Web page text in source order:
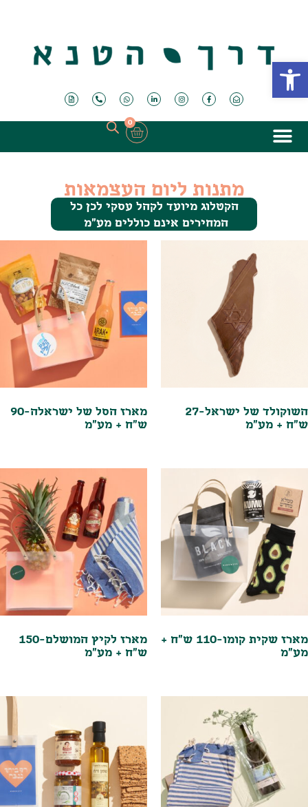
פתח סרגל נגישות
0
מתנות ליום העצמאות
הקטלוג מיועד לקהל עסקי לכן כל
המחירים אינם כוללים מע"מ
השוקולד של ישראל-27
ש"ח + מע"מ
מארז הסל של ישראלה-90
ש"ח + מע"מ
מארז שקית קומו-110 ש"ח +
מע"מ
מארז לקיץ המושלם-150
ש"ח + מע"מ